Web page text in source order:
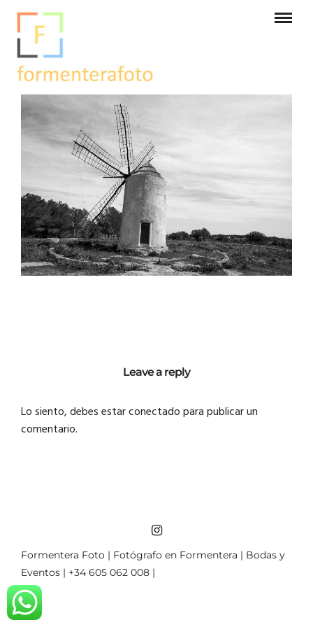
Leave a reply
Lo siento, debes estarconectadopara publicar un
comentario.
Formentera Foto | Fotógrafo en Formentera | Bodas y
Eventos | +34 605 062 008 |